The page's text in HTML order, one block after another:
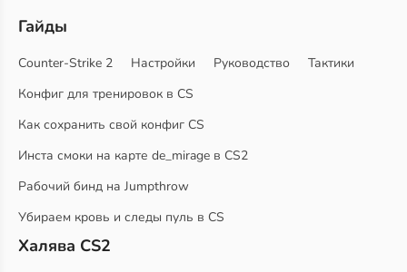
Гайды
Counter-Strike 2 Настройки Руководство
Тактики
Конфиг для тренировок в CS
Как сохранить свой конфиг CS
Инста смоки на карте de_mirage в CS2
Рабочий бинд на Jumpthrow
Убираем кровь и следы пуль в CS
Халява CS2